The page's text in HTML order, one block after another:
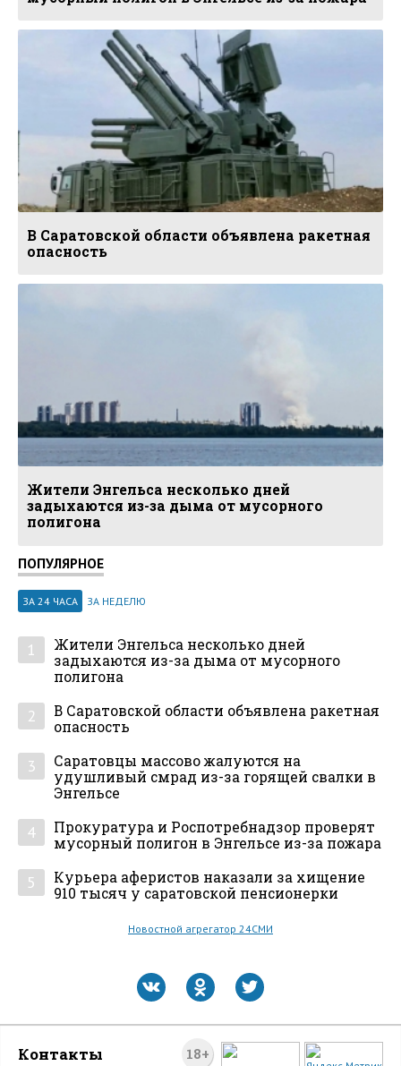
В Саратовской области объявлена ракетная
опасность
Жители Энгельса несколько дней
задыхаются из-за дыма от мусорного
полигона
ПОПУЛЯРНОЕ
ЗА 24 ЧАСА ЗА НЕДЕЛЮ
1
Жители Энгельса несколько дней
задыхаются из-за дыма от мусорного
полигона
2
В Саратовской области объявлена ракетная
опасность
3
Саратовцы массово жалуются на
удушливый смрад из-за горящей свалки в
Энгельсе
4
Прокуратура и Роспотребнадзор проверят
мусорный полигон в Энгельсе из-за пожара
5
Курьера аферистов наказали за хищение
910 тысяч у саратовской пенсионерки
Новостной агрегатор 24СМИ
18+
Контакты